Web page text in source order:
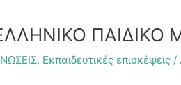
ΠΑΙΔΙΚΟ
, Εκπαιδευτικές επισκέψεις /